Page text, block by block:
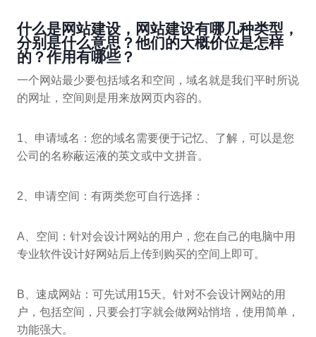
什么是网站建设，网站建设有哪几种类型，
分别是什么意思？他们的大概价位是怎样
的？作用有哪些？
一个网站最少要包括域名和空间，域名就是我们平时所说
的网址，空间则是用来放网页内容的。
1、申请域名：您的域名需要便于记忆、了解，可以是您
公司的名称蔽运液的英文或中文拼音。
2、申请空间：有两类您可自行选择：
A、空间：针对会设计网站的用户，您在自己的电脑中用
专业软件设计好网站后上传到购买的空间上即可。
B、速成网站：可先试用15天。针对不会设计网站的用
户，包括空间，只要会打字就会做网站悄培，使用简单，
功能强大。